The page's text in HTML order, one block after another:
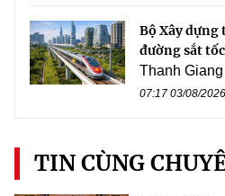
Bộ Xây
đường sắt
Thanh Giang
07:17 03/08/2026
TIN CÙNG